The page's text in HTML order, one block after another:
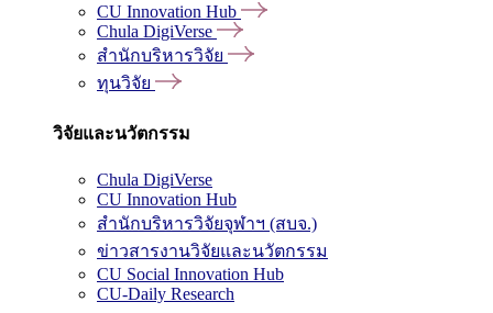
CU Innovation Hub
Chula DigiVerse
สำนักบริหารวิจัย
ทุนวิจัย
วิจัยและนวัตกรรม
Chula DigiVerse
CU Innovation Hub
สำนักบริหารวิจัยจุฬาฯ (สบจ.)
ข่าวสารงานวิจัยและนวัตกรรม
CU Social Innovation Hub
CU-Daily Research